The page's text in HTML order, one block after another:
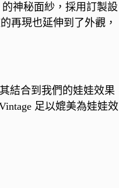
神秘面紗，採用訂製設
再現也延伸到了外觀，
結合到我們的娃娃效果
足以媲美為娃娃效